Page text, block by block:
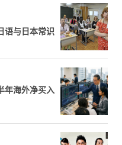
语与日本常识
年海外净买入